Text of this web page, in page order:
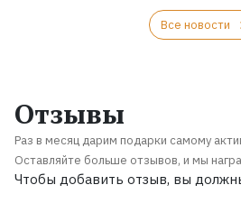
Все новости
Отзывы
Раз в месяц дарим подарки самому
Оставляйте больше отзывов, и мы
Чтобы добавить отзыв, вы